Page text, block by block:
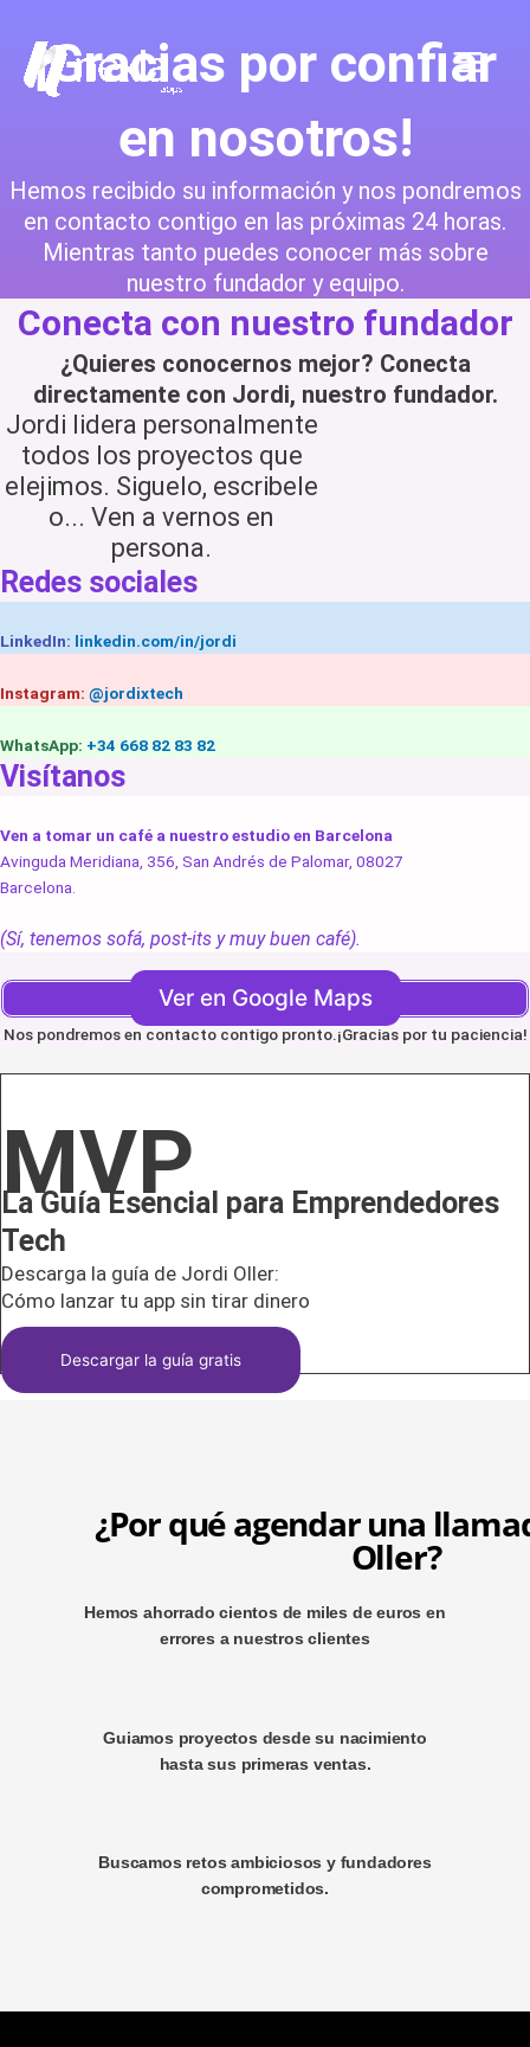
contenido
Menu
¡Gracias por confiar
en nosotros!
Hemos recibido su información y nos pondremos
en contacto contigo en las próximas 24 horas.
Mientras tanto puedes conocer más sobre
nuestro fundador y equipo.
Conecta con nuestro fundador
¿Quieres conocernos mejor? Conecta
directamente con Jordi, nuestro fundador.
Jordi lidera personalmente
todos los proyectos que
elejimos. Siguelo, escribele
o... Ven a vernos en
persona.
Redes sociales
LinkedIn: linkedin.com/in/jordi
Instagram: @jordixtech
WhatsApp: +34 668 82 83 82
Visítanos
Ven a tomar un café a nuestro estudio en Barcelona
Avinguda Meridiana, 356, San Andrés de Palomar, 08027
Barcelona.
(Sí, tenemos sofá, post-its y muy buen café).
Ver en Google Maps
Nos pondremos en contacto contigo pronto.¡Gracias por tu paciencia!
MVP
La Guía Esencial para Emprendedores
Tech
Descarga la guía de Jordi Oller:
Cómo lanzar tu app sin tirar dinero
Descargar la guía gratis
¿Por qué agendar una
Oller?
Hemos ahorrado cientos de miles de euros en
errores a nuestros clientes
Guiamos proyectos desde su nacimiento
hasta sus primeras ventas.
Buscamos retos ambiciosos y fundadores
comprometidos.